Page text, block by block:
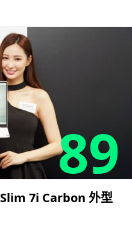
89
Slim 7i Carbon 外型